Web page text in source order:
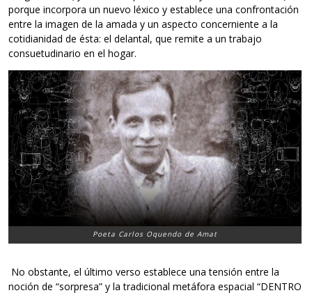
porque incorpora un nuevo léxico y establece una confrontación
entre la imagen de la amada y un aspecto concerniente a la
cotidianidad de ésta: el delantal, que remite a un trabajo
consuetudinario en el hogar.
Poeta Carlos Oquendo de Amat
No obstante, el último verso establece una tensión entre la
noción de “sorpresa” y la tradicional metáfora espacial “DENTRO